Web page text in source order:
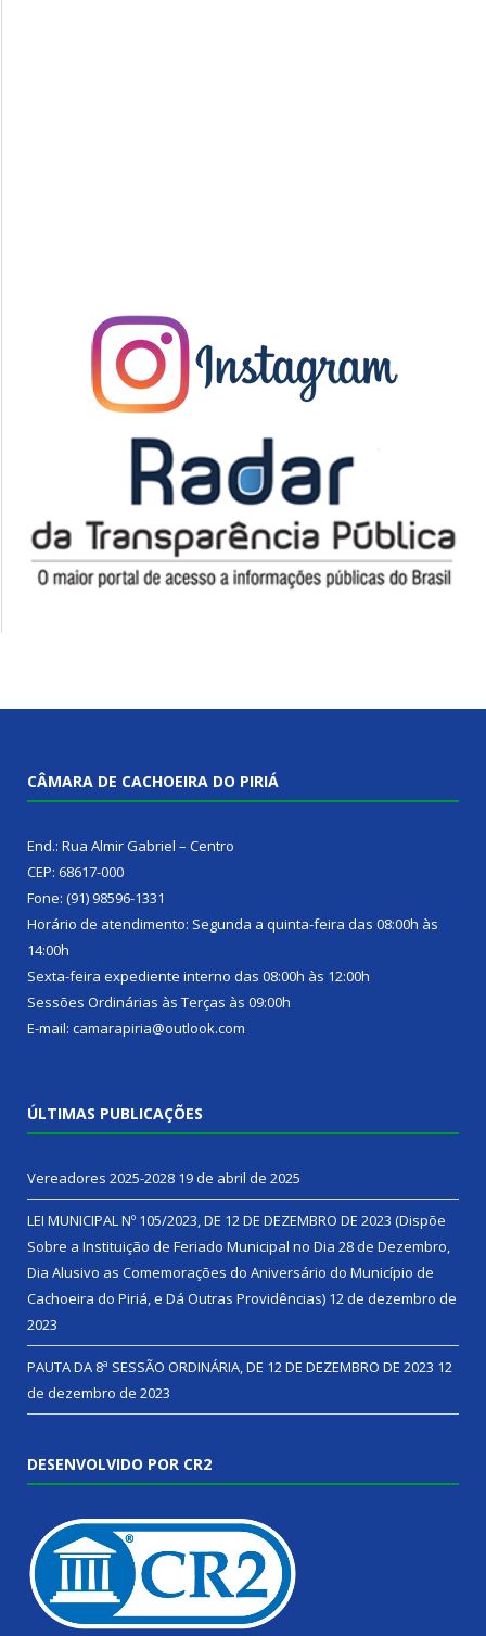
CÂMARA DE CACHOEIRA DO PIRIÁ
End.: Rua Almir Gabriel – Centro
CEP: 68617-000
Fone: (91) 98596-1331
Horário de atendimento: Segunda a quinta-feira das 08:00h às
14:00h
Sexta-feira expediente interno das 08:00h às 12:00h
Sessões Ordinárias às Terças às 09:00h
E-mail: camarapiria@outlook.com
ÚLTIMAS PUBLICAÇÕES
Vereadores 2025-2028 19 de abril de 2025
LEI MUNICIPAL Nº 105/2023, DE 12 DE DEZEMBRO DE 2023 (Dispõe
Sobre a Instituição de Feriado Municipal no Dia 28 de Dezembro,
Dia Alusivo as Comemorações do Aniversário do Município de
Cachoeira do Piriá, e Dá Outras Providências) 12 de dezembro de
2023
PAUTA DA 8ª SESSÃO ORDINÁRIA, DE 12 DE DEZEMBRO DE 2023 12
de dezembro de 2023
DESENVOLVIDO POR CR2